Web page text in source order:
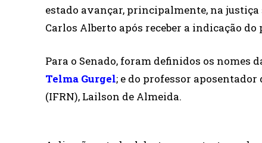
estado avançar, principalmente, na
Carlos Alberto após receber a indicação do
Para o Senado, foram definidos os nomes
Telma Gurgel; e do professor
(IFRN), Lailson de Almeida.